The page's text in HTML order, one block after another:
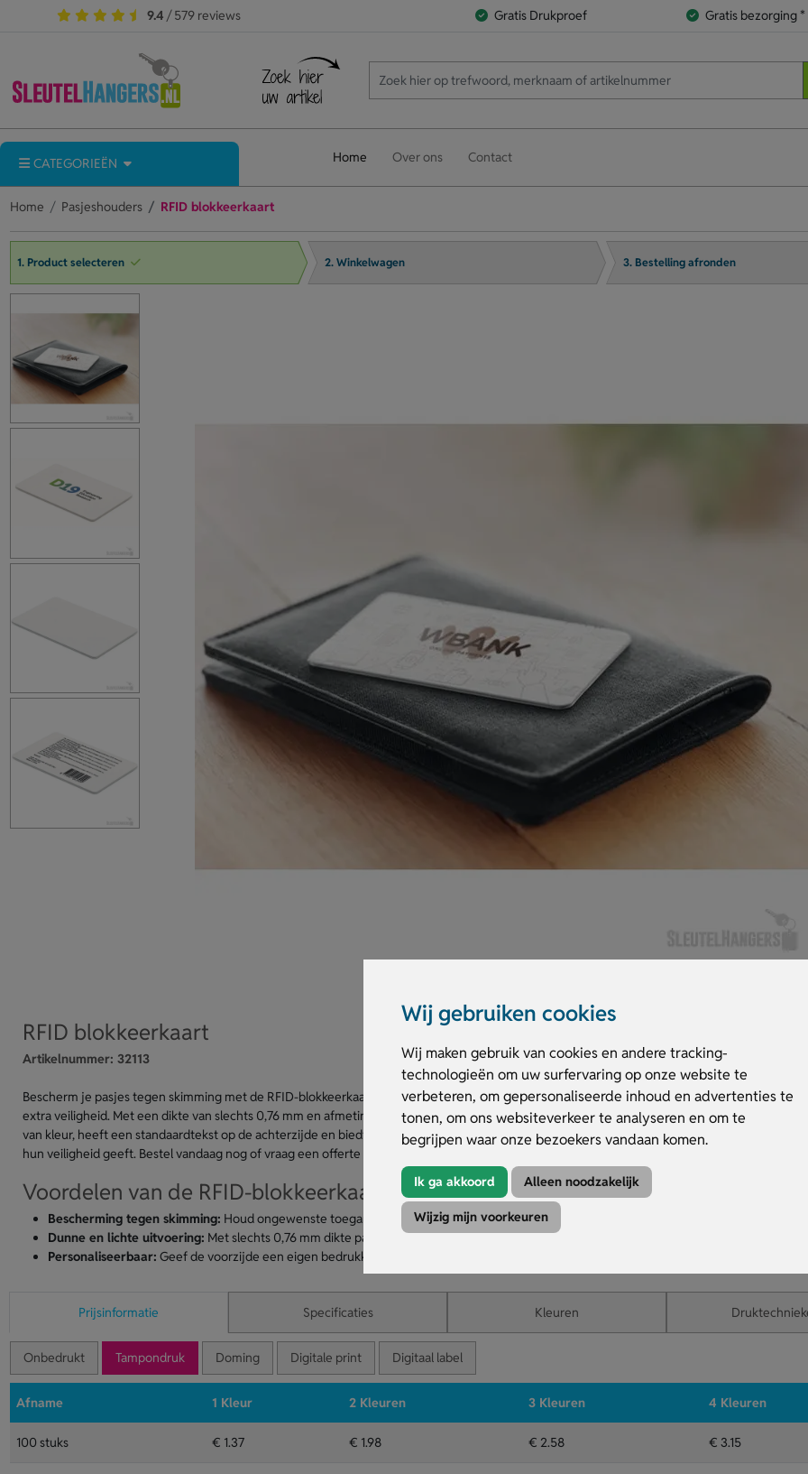
Wij gebruiken cookies
Wij maken gebruik van cookies en andere tracking-
technologieën om uw surfervaring op onze website te
verbeteren, om gepersonaliseerde inhoud en advertenties te
tonen, om ons websiteverkeer te analyseren en om te
begrijpen waar onze bezoekers vandaan komen.
Ik ga akkoord Alleen noodzakelijk
Wijzig mijn voorkeuren
9.4 / 579 reviews Gratis Drukproef Gratis bezorging *
CATEGORIEËN Home Over ons Contact
Home Pasjeshouders RFID blokkeerkaart
1. Product selecteren 2. Winkelwagen 3. Bestelling afronden
RFID blokkeerkaart
Artikelnummer: 32113
Bescherm je pasjes tegen skimming met de RFID-blokkeerkaart. Plaats deze aluminium kaart eenvoudig achter je pasjes in je portemonnee
extra veiligheid. Met een dikte van slechts 0,76 mm en afmetingen van 8,5 x 5,5 cm past hij gemakkelijk in elke portemonnee. De RFID-
van kleur, heeft een standaardtekst op de achterzijde en biedt op de voorzijde ruimte voor een persoonlijke bedrukking. Laat je relaties zien
hun veiligheid geeft. Bestel vandaag nog of vraag een offerte aan.
Voordelen van de RFID-blokkeerkaart
Bescherming tegen skimming: Houd ongewenste toegang tot je pasjes tegen met één eenvoudige kaart.
Dunne en lichte uitvoering: Met slechts 0,76 mm dikte past de kaart gemakkelijk in elke portemonnee zonder extra volume.
Personaliseerbaar: Geef de voorzijde een eigen bedrukking voor een zichtbaar en nuttig cadeau.
Prijsinformatie Specificaties Kleuren
Onbedrukt Tampondruk Doming Digitale print Digitaal label
Afname 1 Kleur 2 Kleuren 3 Kleuren 4 Kleuren
100 stuks € 1.37 € 1.98 € 2.58 € 3.15